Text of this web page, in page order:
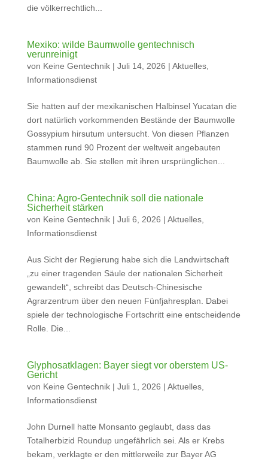
die völkerrechtlich...
Mexiko: wilde Baumwolle gentechnisch
verunreinigt
von Keine Gentechnik| Juli 14, 2026 | Aktuelles,
Informationsdienst
Sie hatten auf der mexikanischen Halbinsel Yucatan die
dort natürlich vorkommenden Bestände der Baumwolle
Gossypium hirsutum untersucht. Von diesen Pflanzen
stammen rund 90 Prozent der weltweit angebauten
Baumwolle ab. Sie stellen mit ihren ursprünglichen...
China: Agro-Gentechnik soll die nationale
Sicherheit stärken
von Keine Gentechnik| Juli 6, 2026 | Aktuelles,
Informationsdienst
Aus Sicht der Regierung habe sich die Landwirtschaft
„zu einer tragenden Säule der nationalen Sicherheit
gewandelt“, schreibt das Deutsch-Chinesische
Agrarzentrum über den neuen Fünfjahresplan. Dabei
spiele der technologische Fortschritt eine entscheidende
Rolle. Die...
Glyphosatklagen: Bayer siegt vor oberstem US-
Gericht
von Keine Gentechnik| Juli 1, 2026 | Aktuelles,
Informationsdienst
John Durnell hatte Monsanto geglaubt, dass das
Totalherbizid Roundup ungefährlich sei. Als er Krebs
bekam, verklagte er den mittlerweile zur Bayer AG